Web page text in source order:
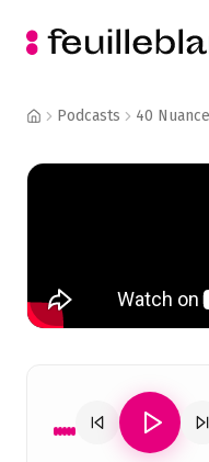
Podcasts 40